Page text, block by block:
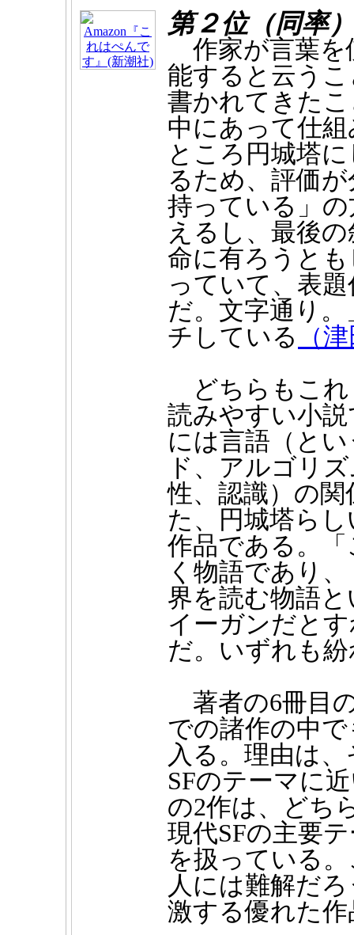
第２位（同率
作家が言葉を
能すると云う
書かれてきた
中にあって仕
ところ円城塔
るため、評価
持っている」
えるし、最後
命に有ろうと
っていて、表
だ。文字通り
チしている
（
どちらもこれ
読みやすい小
には言語（と
ド、アルゴリ
性、認識）の
た、円城塔ら
作品である。
く物語であり
界を読む物語
イーガンだと
だ。いずれも
著者の6冊目
での諸作の中
入る。理由は
SFのテーマに
の2作は、どち
現代SFの主要
を扱っている
人には難解だ
激する優れた作